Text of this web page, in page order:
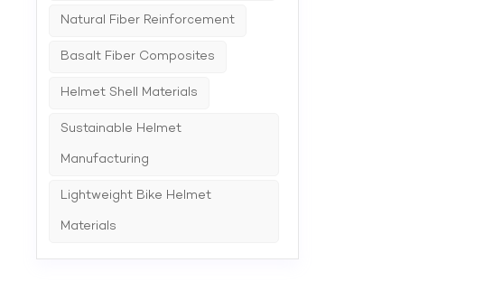
Natural Fiber Reinforcement
Basalt Fiber Composites
Helmet Shell Materials
Sustainable Helmet
Manufacturing
Lightweight Bike Helmet
Materials